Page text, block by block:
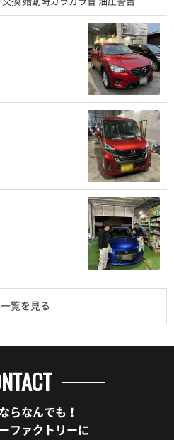
覧を見る
らなんでも！
ファクトリーに